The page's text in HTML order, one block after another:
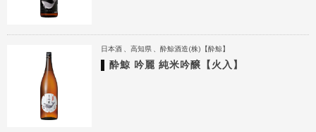
日本酒 高知県 酔鯨酒造(株)【酔鯨】
酔鯨 吟麗 純米吟醸【火入】